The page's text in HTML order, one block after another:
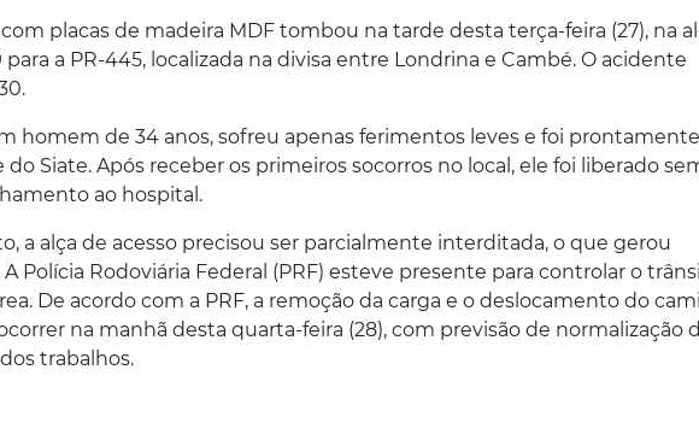
placas de madeira MDF tombou na tarde desta terça-feira (27), na
para a PR-445, localizada na divisa entre Londrina e Cambé. O acidente
homem de 34 anos, sofreu apenas ferimentos leves e foi prontamente
Siate. Após receber os primeiros socorros no local, ele foi liberado
ao hospital.
a alça de acesso precisou ser parcialmente interditada, o que gerou
Polícia Rodoviária Federal (PRF) esteve presente para controlar o
De acordo com a PRF, a remoção da carga e o deslocamento do
na manhã desta quarta-feira (28), com previsão de normalização
trabalhos.